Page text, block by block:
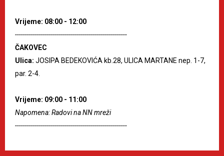
Vrijeme: 08:00 - 12:00
--------------------------------------------------------
ČAKOVEC
Ulica: JOSIPA BEDEKOVIĆA kb.28, ULICA MARTANE nep. 1-7,
par. 2-4.
Vrijeme: 09:00 - 11:00
Napomena: Radovi na NN mreži
--------------------------------------------------------